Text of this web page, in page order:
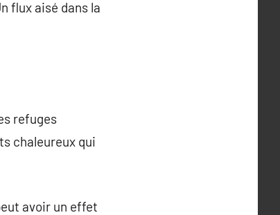
flux aisé dans la
refuges
chaleureux qui
avoir un effet